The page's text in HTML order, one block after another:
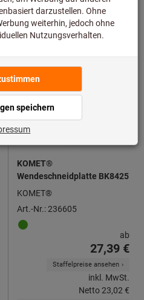
7 Varianten
KOMET®
Wendeschneidplatte BK8425
KOMET®
Art.-Nr.: 236605
ab
27,39 €
Staffelpreise ansehen
inkl. MwSt.
Netto23,02 €